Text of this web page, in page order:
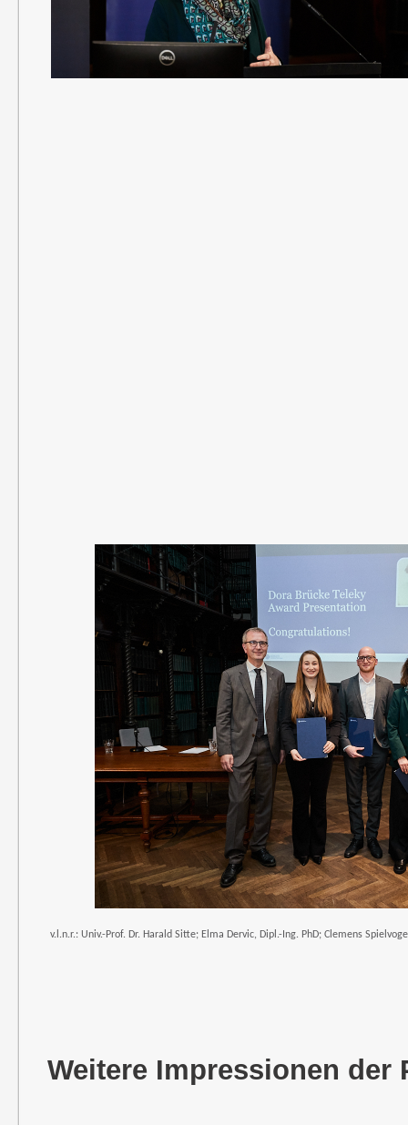
v.l.n.r.:Univ.-Prof. Dr. Harald Sitte; Elma Dervic, Dipl.-Ing. PhD; Clemens
Weitere Impressionen der